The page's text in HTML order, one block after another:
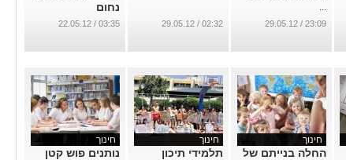
...
23:09 / 29.05.12
02:32 / 29.05.12
נחום
...
03:35 / 22.05.12
חינוך
החלה בנייתם של
חינוך
תלמידי תיכון
חינוך
נותנים פוש קטן